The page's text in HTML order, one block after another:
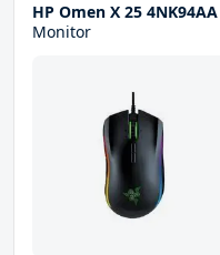
HP Omen X 25 4NK94AA
Monitor